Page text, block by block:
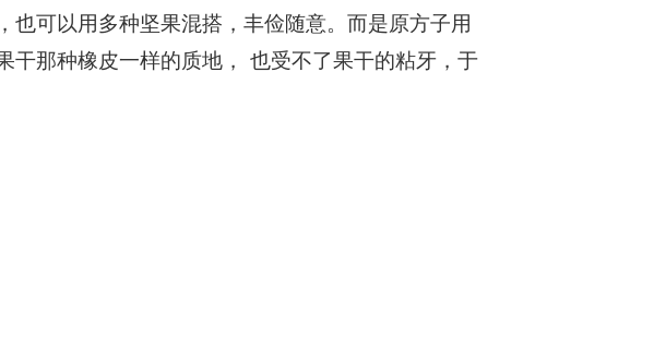
可以用多种坚果混搭，丰俭随意。而是原方子用
干那种橡皮一样的质地， 也受不了果干的粘牙，于